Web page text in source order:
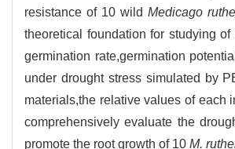
resistance of 10 wild Medicago
theoretical foundation for studying
germination rate,germination
under drought stress simulated by
materials,the relative values of each
comprehensively evaluate the
promote the root growth of 10M.